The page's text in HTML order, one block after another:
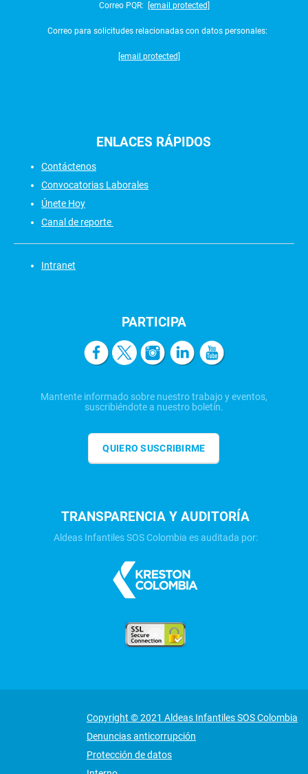
Correo PQR: [email protected]
Correo para solicitudes relacionadas con datos personales:
[email protected]
ENLACES RÁPIDOS
Contáctenos
Convocatorias Laborales
Únete Hoy
Canal de reporte
Intranet
PARTICIPA
Mantente informado sobre nuestro trabajo y eventos,
suscribiéndote a nuestro boletín.
QUIERO SUSCRIBIRME
TRANSPARENCIA Y AUDITORÍA
Aldeas Infantiles SOS Colombia es auditada por:
Copyright © 2021 Aldeas Infantiles SOS Colombia
Denuncias anticorrupción
Protección de datos